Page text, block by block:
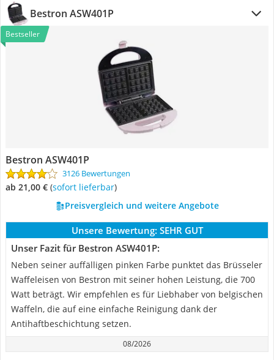
Bestron ASW401P
Bestseller
Bestron ASW401P
3126 Bewertungen
ab 21,00 € ( Sofort lieferbar)
Preisvergleich und weitere Angebote
Unsere Bewertung: SEHR GUT
Unser Fazit für Bestron ASW401P:
Neben seiner auffälligen pinken Farbe punktet das Brüsseler
Waffeleisen von Bestron mit seiner hohen Leistung, die 700
Watt beträgt. Wir empfehlen es für Liebhaber von belgischen
Waffeln, die auf eine einfache Reinigung dank der
Antihaftbeschichtung setzen.
08/2026